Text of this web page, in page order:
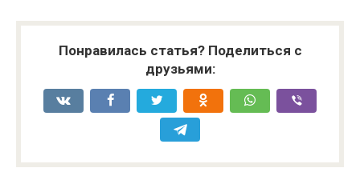
Понравилась статья? Поделиться с
друзьями: